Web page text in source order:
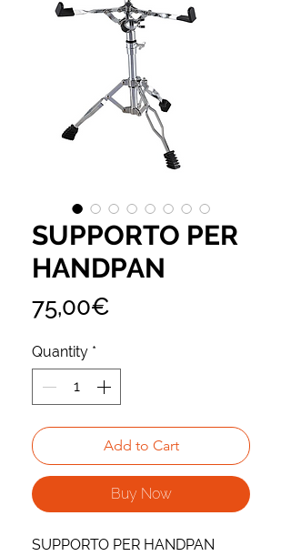
SUPPORTO PER
HANDPAN
75,00€
Quantity *
Add to Cart
Buy Now
SUPPORTO PER HANDPAN